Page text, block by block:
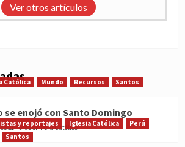
Ver otros artículos
Católica Mundo Recursos Santos
se enojó con Santo Domingo
21 horas en Perú Católico
y reportajes Iglesia Católica
Perú
Santos